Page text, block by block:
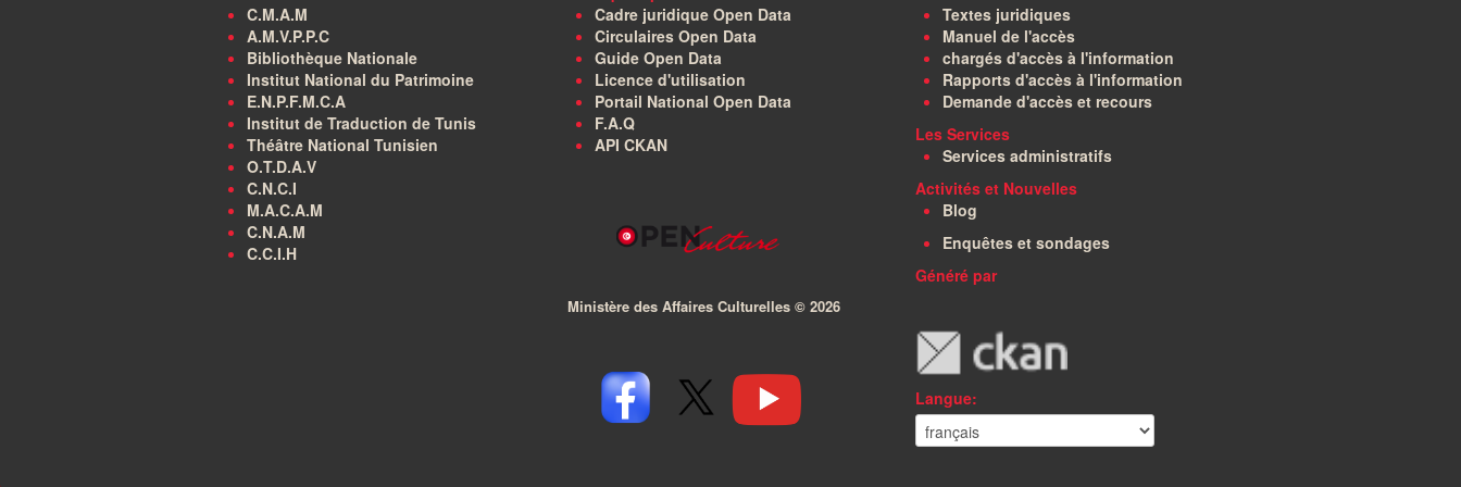
C.M.A.M
A.M.V.P.P.C
Bibliothèque Nationale
Institut National du Patrimoine
E.N.P.F.M.C.A
Institut de Traduction de Tunis
Théâtre National Tunisien
O.T.D.A.V
C.N.C.I
M.A.C.A.M
C.N.A.M
C.C.I.H
Cadre juridique Open Data
Circulaires Open Data
Guide Open Data
Licence d'utilisation
Portail National Open Data
F.A.Q
API CKAN
Ministère des Affaires Culturelles © 2026
Textes juridiques
Manuel de l'accès
chargés d'accès à l'information
Rapports d'accès à l'information
Demande d'accès et recours
Les Services
Services administratifs
Activités et Nouvelles
Blog
Enquêtes et sondages
Généré par
Langue